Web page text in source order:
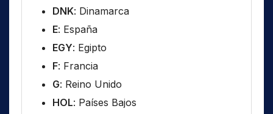
DNK: Dinamarca
E: España
EGY: Egipto
F: Francia
G: Reino Unido
HOL: Países Bajos